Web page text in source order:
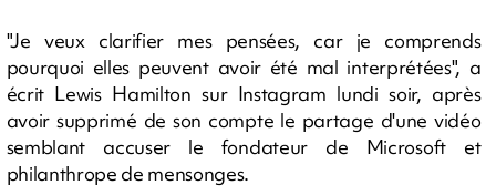
"Je veux clarifier mes pensées, car je comprends
pourquoi elles peuvent avoir été mal interprétées", a
écrit Lewis Hamilton sur Instagram lundi soir, après
avoir supprimé de son compte le partage d'une vidéo
semblant accuser le fondateur de Microsoft et
philanthrope de mensonges.